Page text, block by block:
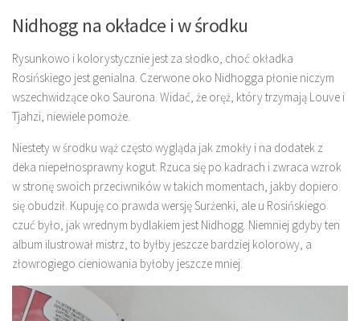
Nidhogg na okładce i w środku
Rysunkowo i kolorystycznie jest za słodko, choć okładka
Rosińskiego jest genialna. Czerwone oko Nidhogga płonie niczym
wszechwidzące oko Saurona. Widać, że oręż, który trzymają Louve i
Tjahzi, niewiele pomoże.
Niestety w środku wąż często wygląda jak zmokły i na dodatek z
deka niepełnosprawny kogut. Rzuca się po kadrach i zwraca wzrok
w stronę swoich przeciwników w takich momentach, jakby dopiero
się obudził. Kupuję co prawda wersję Surżenki, ale u Rosińskiego
czuć było, jak wrednym bydlakiem jest Nidhogg. Niemniej gdyby ten
album ilustrował mistrz, to byłby jeszcze bardziej kolorowy, a
złowrogiego cieniowania byłoby jeszcze mniej.